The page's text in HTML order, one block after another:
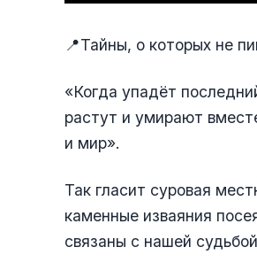
📍Тайны, о которых не
«Когда упадёт
растут и умирают
и мир».
Так гласит суровая
каменные изваяния
связаны с нашей